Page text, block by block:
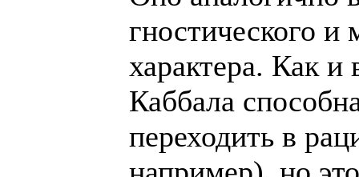
гностического и
характера. Как и
Каббала
переходить в